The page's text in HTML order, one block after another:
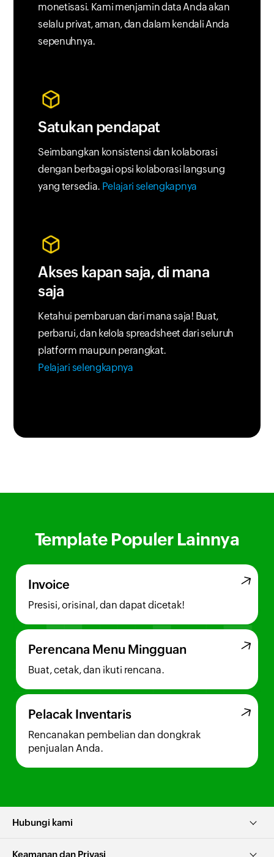
monetisasi. Kami menjamin data Anda akan
selalu privat, aman, dan dalam kendali Anda
sepenuhnya.
Satukan pendapat
Seimbangkan konsistensi dan kolaborasi
dengan berbagai opsi kolaborasi langsung
yang tersedia. Pelajari selengkapnya
Akses kapan saja, di mana
saja
Ketahui pembaruan dari mana saja! Buat,
perbarui, dan kelola spreadsheet dari seluruh
platform maupun perangkat.
Pelajari selengkapnya
Template Populer Lainnya
Invoice
Presisi, orisinal, dan dapat dicetak!
Perencana Menu Mingguan
Buat, cetak, dan ikuti rencana.
Pelacak Inventaris
Rencanakan pembelian dan dongkrak
penjualan Anda.
Hubungi kami
Keamanan dan Privasi